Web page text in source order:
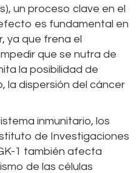
un proceso clave en el
es fundamental en
ya que frena el
que se nutra de
la posibilidad de
la dispersión del cáncer
inmunitario, los
de Investigaciones
1 también afecta
de las células